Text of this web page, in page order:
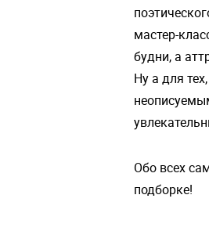
мастер-
будни, а
Ну а для
Обо всех
подборке!